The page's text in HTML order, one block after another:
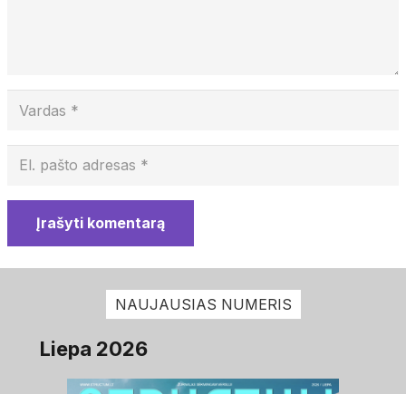
Įrašyti komentarą
NAUJAUSIAS NUMERIS
Liepa 2026